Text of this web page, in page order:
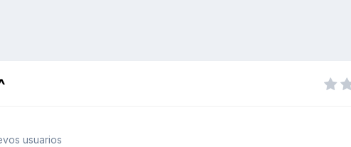
usuarios